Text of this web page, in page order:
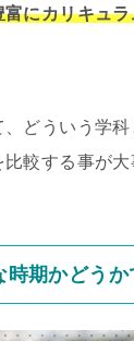
にカリキュ
どういう学
較する事が大
時期かどうか